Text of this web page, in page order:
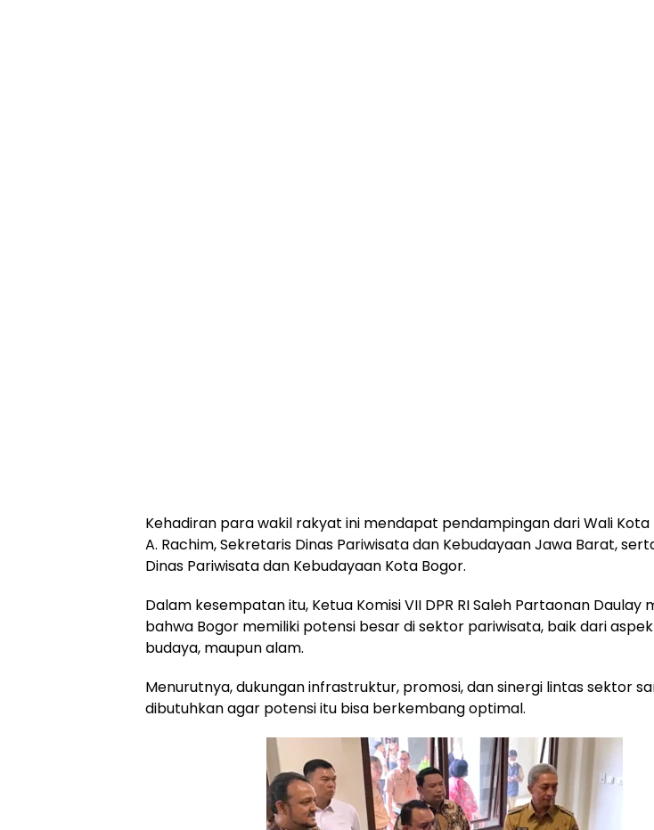
Kehadiran para wakil rakyat ini mendapat pendampingan dari Wali Kota
A. Rachim, Sekretaris Dinas Pariwisata dan Kebudayaan Jawa Barat,
Dinas Pariwisata dan Kebudayaan Kota Bogor.
Dalam kesempatan itu, Ketua Komisi VII DPR RI Saleh Partaonan Daulay
bahwa Bogor memiliki potensi besar di sektor pariwisata, baik dari
budaya, maupun alam.
Menurutnya, dukungan infrastruktur, promosi, dan sinergi lintas sektor
dibutuhkan agar potensi itu bisa berkembang optimal.